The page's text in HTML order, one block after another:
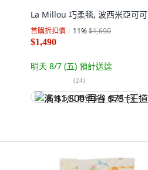
La Millou 巧柔毯, 波西米亞可可
首購折扣價 11%$1,690
$1,490
明天 8/7 (五) 預計送達
(24)
满 $1,500 再省 $75 (王道卡)